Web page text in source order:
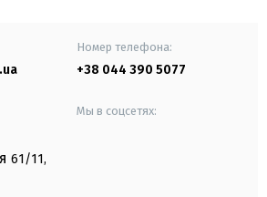
Номер телефона:
+38 044 390 5077
61/11,
Мы в соцсетях: